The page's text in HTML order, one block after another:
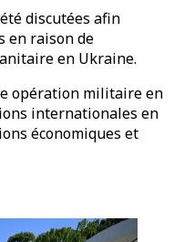
discutées afin
en raison de
en Ukraine.
opération militaire en
internationales en
économiques et